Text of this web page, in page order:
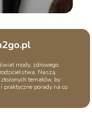
mody, zdrowego
Naszą
tematów, by
praktyczne porady na co